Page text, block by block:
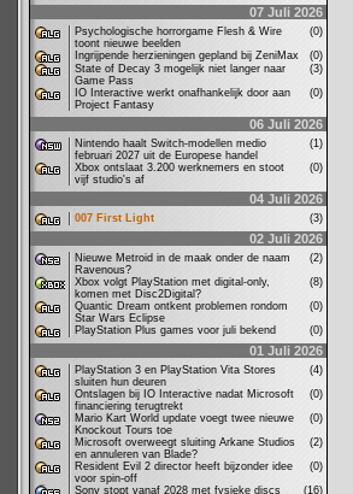
07 Juli 2026
Psychologische horrorgame Flesh & Wire
toont nieuwe beelden
(0)
Ingrijpende herzieningen gepland bij ZeniMax
(0)
State of Decay 3 mogelijk niet langer naar
Game Pass
(3)
IO Interactive werkt onafhankelijk door aan
Project Fantasy
(0)
06 Juli 2026
Nintendo haalt Switch-modellen medio
februari 2027 uit de Europese handel
(1)
Xbox ontslaat 3.200 werknemers en stoot
vijf studio's af
(0)
04 Juli 2026
007 First Light (3)
02 Juli 2026
Nieuwe Metroid in de maak onder de naam
Ravenous?
(2)
Xbox volgt PlayStation met digital-only,
komen met Disc2Digital?
(8)
Quantic Dream ontkent problemen rondom
Star Wars Eclipse
(0)
PlayStation Plus games voor juli bekend
(0)
01 Juli 2026
PlayStation 3 en PlayStation Vita Stores
sluiten hun deuren
(4)
Ontslagen bij IO Interactive nadat Microsoft
financiering terugtrekt
(0)
Mario Kart World update voegt twee nieuwe
Knockout Tours toe
(0)
Microsoft overweegt sluiting Arkane Studios
en annuleren van Blade?
(2)
Resident Evil 2 director heeft bijzonder idee
voor spin-off
(0)
Sony stopt vanaf 2028 met fysieke discs
(16)